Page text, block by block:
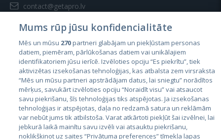
contact@getapro.lv
Valstis
Igaunija
Latvija
Lietuva
Mums rūp jūsu konfidencialitāte
Mēs un mūsu 270partneri glabājam un piekļūstam personas
datiem, piemēram, pārlūkošanas datiem vai unikālajiem
identifikatoriem jūsu ierīcē. Izvēloties opciju “Es piekrītu”, tiek
aktivizētas izsekošanas tehnoloģijas, kas atbalsta zem virsraksta
“Mēs un mūsu partneri apstrādājam datus, lai sniegtu” norādītos
mērķus, savukārt izvēloties opciju “Noraidīt visu” vai atsaucot
savu piekrišanu, šīs tehnoloģijas tiks atspējotas. Ja izsekošanas
tehnoloģijas ir atspējotas, daļa no redzamā satura un reklāmām
var nebūt jums tik atbilstoša. Varat atkārtoti piekļūt šai izvēlnei, lai
jebkurā laikā mainītu savu izvēli vai atsauktu piekrišanu,
noklikšķinot uz saites “Privātuma preferences” tīmekļa lapas